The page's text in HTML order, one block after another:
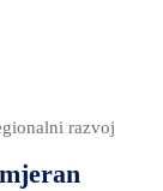
razvoj